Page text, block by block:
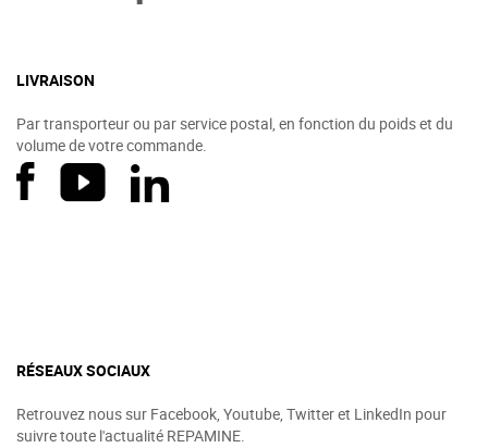
LIVRAISON
Par transporteur ou par service postal, en fonction du poids et du
volume de votre commande.
RÉSEAUX SOCIAUX
Retrouvez nous sur Facebook, Youtube, Twitter et LinkedIn pour
suivre toute l'actualité REPAMINE.